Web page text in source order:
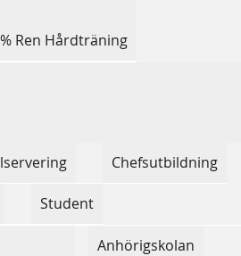
Ren Hårdträning
Chefsutbildning
Student
Anhörigskolan